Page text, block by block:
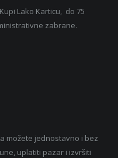
Lako Karticu, do 75
zabrane.
možete jednostavno i bez
uplatiti pazar i izvršiti